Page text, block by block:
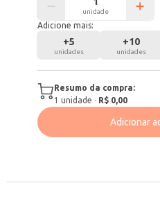
unidade
Adicione mais:
+5
unidades
+10
unidades
Resumo da compra:
1 unidade · R$ 0,00
Adicionar